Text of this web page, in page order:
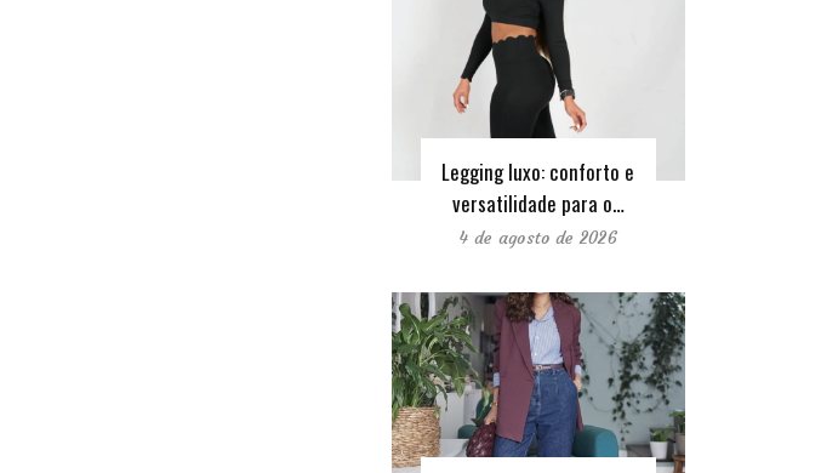
Legging luxo: conforto e
versatilidade para o…
4 de agosto de 2026